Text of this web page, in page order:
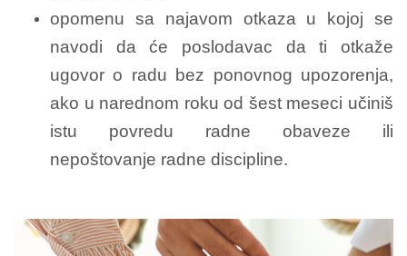
opomenu sa najavom otkaza u kojoj se
navodi da će poslodavac da ti otkaže
ugovor o radu bez ponovnog upozorenja,
ako u narednom roku od šest meseci učiniš
istu povredu radne obaveze ili
nepoštovanje radne discipline.